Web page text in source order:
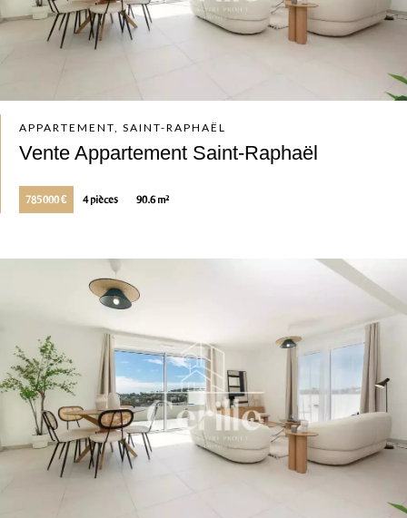
APPARTEMENT, SAINT-RAPHAËL
Vente Appartement Saint-Raphaël
785 000 € 4 pièces 90.6 m²